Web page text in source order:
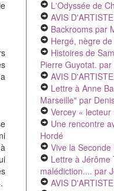
L'Odyssée de
AVIS
Backroomspar
Hergé, nègre
Histoires de
Pierre Guyotat. par
AVIS
Lettre à Anne
Marseille"par
Vercey « lecteur
Une rencontre
Hordé
Vive la Seconde
Lettre à Jérôme
malédiction.... par
AVIS